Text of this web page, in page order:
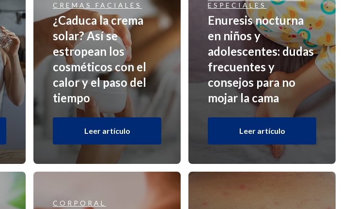
CREMAS FACIALES
¿Caduca la crema
solar? Así se
estropean los
cosméticos con el
calor y el paso del
tiempo
Leer artículo
ESPECIALES
Enuresis nocturna
en niños y
adolescentes: dudas
frecuentes y
consejos para no
mojar la cama
Leer artículo
CORPORAL